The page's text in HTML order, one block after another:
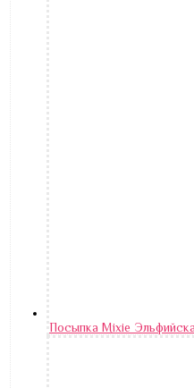
Посыпка Mixie